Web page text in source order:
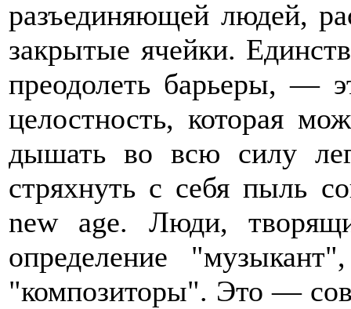
разъединяющей людей,
закрытые ячейки.
преодолеть барьеры, —
целостность, которая
дышать во всю силу
стряхнуть с себя пыль
new age. Люди,
определение
"композиторы". Это —